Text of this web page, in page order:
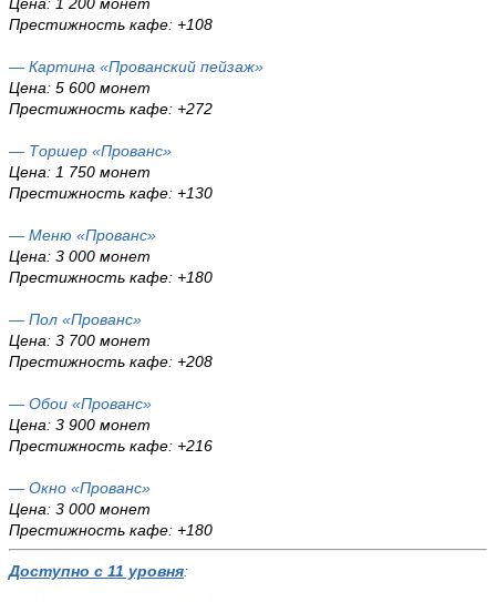
Престижность кафе: +108
— Картина «Прованский пейзаж»
Цена: 5 600 монет
Престижность кафе: +272
— Торшер «Прованс»
Цена: 1 750 монет
Престижность кафе: +130
— Меню «Прованс»
Цена: 3 000 монет
Престижность кафе: +180
— Пол «Прованс»
Цена: 3 700 монет
Престижность кафе: +208
— Обои «Прованс»
Цена: 3 900 монет
Престижность кафе: +216
— Окно «Прованс»
Цена: 3 000 монет
Престижность кафе: +180
Доступно с 11 уровня: